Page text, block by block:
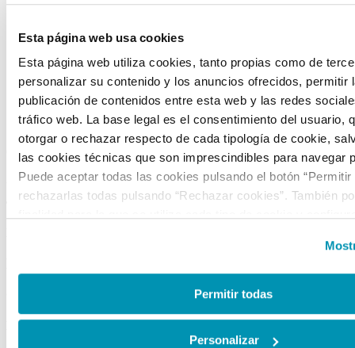
Esta página web usa cookies
Esta página web utiliza cookies, tanto propias como de
personalizar su contenido y los anuncios ofrecidos, permitir
publicación de contenidos entre esta web y las redes
tráfico web. La base legal es el consentimiento del usuario,
otorgar o rechazar respecto de cada tipología de cookie,
las cookies técnicas que son imprescindibles para navegar
Puede aceptar todas las cookies pulsando el botón “Permitir
rechazarlas todas pulsando “Rechazar cookies”. También
la web, responsable del tratamiento de las cookies, y sus
accesibles en elAviso Legal. Puede obtener más
de cookies en esta web haciendo clicaquí.
Permitir todas
Personalizar
Portal de transparencia
Alquiler de espacios
CONTACTO
C/ Mateo Inurria, 2
28036 Madrid
+34 91 545 15 01
de lunes a viernes de 9 a 18 h.
EXPOSICIONES